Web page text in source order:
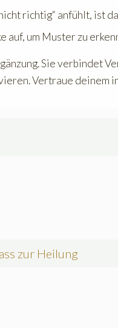
richtig“ anfühlt, ist
auf, um Muster zu
Sie verbindet
Vertraue deinem
zur Heilung